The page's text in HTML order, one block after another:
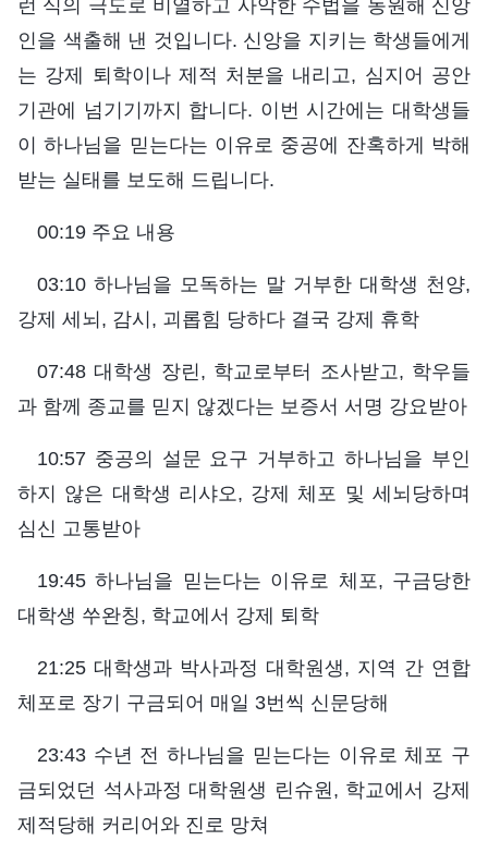
런 식의 극도로 비열하고 사악한 수법을 동원해 신앙
인을 색출해 낸 것입니다. 신앙을 지키는 학생들에게
는 강제 퇴학이나 제적 처분을 내리고, 심지어 공안
기관에 넘기기까지 합니다. 이번 시간에는 대학생들
이 하나님을 믿는다는 이유로 중공에 잔혹하게 박해
받는 실태를 보도해 드립니다.
00:19 주요 내용
03:10 하나님을 모독하는 말 거부한 대학생 천양,
강제 세뇌, 감시, 괴롭힘 당하다 결국 강제 휴학
07:48 대학생 장린, 학교로부터 조사받고, 학우들
과 함께 종교를 믿지 않겠다는 보증서 서명 강요받아
10:57 중공의 설문 요구 거부하고 하나님을 부인
하지 않은 대학생 리샤오, 강제 체포 및 세뇌당하며
심신 고통받아
19:45 하나님을 믿는다는 이유로 체포, 구금당한
대학생 쑤완칭, 학교에서 강제 퇴학
21:25 대학생과 박사과정 대학원생, 지역 간 연합
체포로 장기 구금되어 매일 3번씩 신문당해
23:43 수년 전 하나님을 믿는다는 이유로 체포 구
금되었던 석사과정 대학원생 린슈원, 학교에서 강제
제적당해 커리어와 진로 망쳐